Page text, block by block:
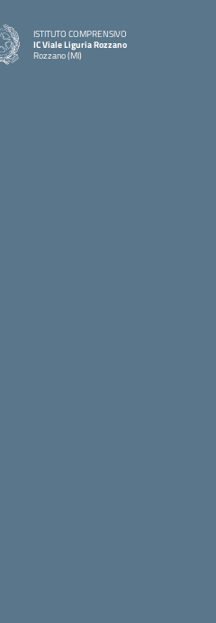
ISTITUTO COMPRENSIVO
IC Viale Liguria Rozzano
Rozzano (MI)